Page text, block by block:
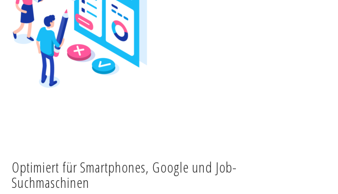
Optimiert für Smartphones, Google und Job-
Suchmaschinen